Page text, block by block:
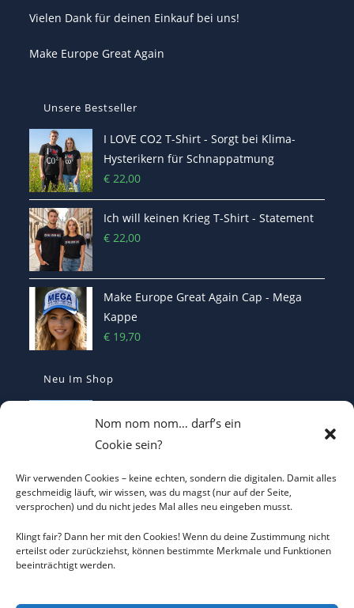
Nom nom nom… darf’s ein
Cookie sein?
Wir verwenden Cookies – keine echten, sondern die digitalen. Damit alles
geschmeidig läuft, wir wissen, was du magst (nur auf der Seite,
versprochen) und du nicht jedes Mal alles neu eingeben musst.
Klingt fair? Dann her mit den Cookies! Wenn du deine Zustimmung nicht
erteilst oder zurückziehst, können bestimmte Merkmale und Funktionen
beeinträchtigt werden.
Vielen Dank für deinen Einkauf bei uns!
Make Europe Great Again
Unsere Bestseller
I LOVE CO2 T-Shirt - Sorgt bei Klima-
Hysterikern für Schnappatmung
€ 22,00
Ich will keinen Krieg T-Shirt - Statement
€ 22,00
Make Europe Great Again Cap - Mega
Kappe
€ 19,70
Neu Im Shop
Hysterikern für Schnappatmung
€22,00
Casquette Je Suis Marine – Trucker Cap
€19,70
ICH WILL KEINEN KRIEG Trucker Cap –